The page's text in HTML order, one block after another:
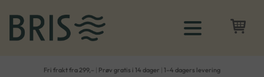
Fri frakt fra 299,– Prøv gratis i 14 dager 1–4 dagers levering